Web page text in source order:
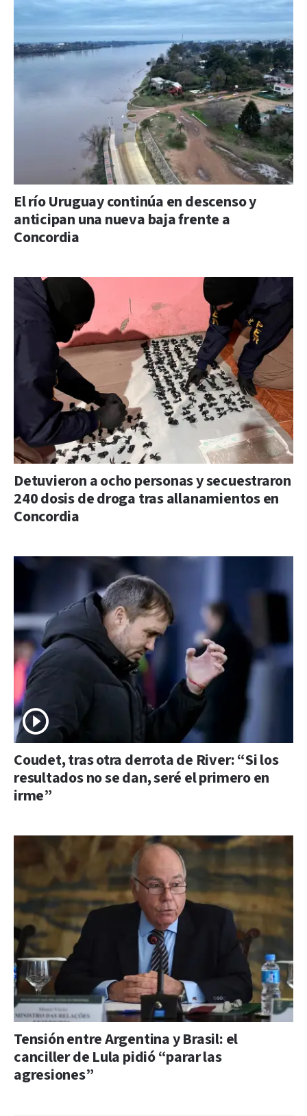
El río Uruguay continúa en descenso y
anticipan una nueva baja frente a
Concordia
Detuvieron a ocho personas y secuestraron
240 dosis de droga tras allanamientos en
Concordia
Coudet, tras otra derrota de River: “Si los
resultados no se dan, seré el primero en
irme”
Tensión entre Argentina y Brasil: el
canciller de Lula pidió “parar las
agresiones”